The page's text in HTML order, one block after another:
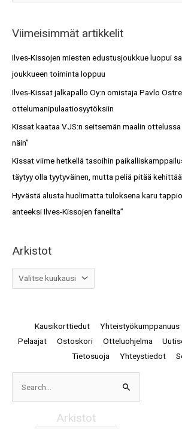
e
r
c
h
Viimeisimmät artikkelit
Ilves-Kissojen miesten edustusjoukkue luopui
joukkueen toiminta loppuu
Ilves-Kissat jalkapallo Oy:n omistaja Pavlo
ottelumanipulaatiosyytöksiin
Kissat kaataa VJS:n seitsemän maalin
näin”
Kissat viime hetkellä tasoihin
täytyy olla tyytyväinen, mutta peliä pitää
Hyvästä alusta huolimatta tuloksena karu
anteeksi Ilves-Kissojen faneilta”
Arkistot
i
t
o
t
Kausikorttiedut Yhteistyökumppanuus
Pelaajat
Ostoskori Otteluohjelma
Tietosuoja
Yhteystiedot
Search
for:
Arkistot